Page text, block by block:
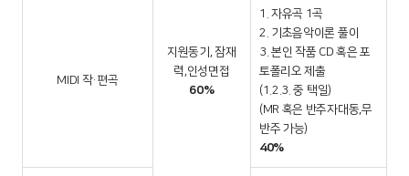
지원동기, 잠재
력,인성면접
60%
MIDI 작·편곡
1. 자유곡 1곡
2. 기초음악이론 풀이
3. 본인 작품 CD 혹은 포
토폴리오 제출
(1.2.3. 중 택일)
(MR 혹은 반주자대동,무
반주 가능)
40%